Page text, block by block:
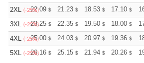
2XL (-25%)22.09 $ 21.23 $ 18.53 $ 17.10 $
3XL (-25%)23.25 $ 22.35 $ 19.50 $ 18.00 $
4XL (-25%)25.00 $ 24.03 $ 20.97 $ 19.36 $
5XL (-25%)26.16 $ 25.15 $ 21.94 $ 20.26 $